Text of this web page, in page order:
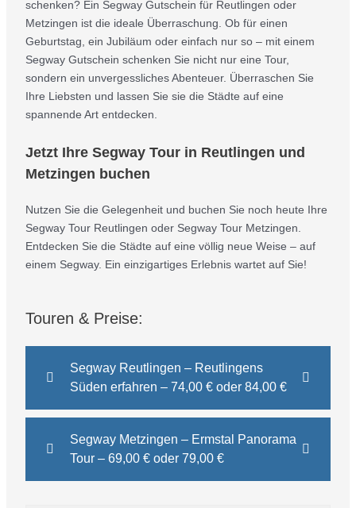
schenken? Ein Segway Gutschein für Reutlingen oder
Metzingen ist die ideale Überraschung. Ob für einen
Geburtstag, ein Jubiläum oder einfach nur so – mit einem
Segway Gutschein schenken Sie nicht nur eine Tour,
sondern ein unvergessliches Abenteuer. Überraschen Sie
Ihre Liebsten und lassen Sie sie die Städte auf eine
spannende Art entdecken.
Jetzt Ihre Segway Tour in Reutlingen und
Metzingen buchen
Nutzen Sie die Gelegenheit und buchen Sie noch heute Ihre
Segway Tour Reutlingen oder Segway Tour Metzingen.
Entdecken Sie die Städte auf eine völlig neue Weise – auf
einem Segway. Ein einzigartiges Erlebnis wartet auf Sie!
Touren & Preise:
Segway Reutlingen – Reutlingens
Süden erfahren – 74,00 € oder 84,00 €
Segway Metzingen – Ermstal Panorama
Tour – 69,00 € oder 79,00 €